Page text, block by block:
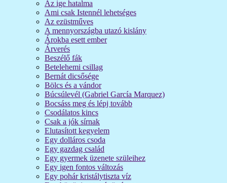
Az ige hatalma
Ami csak Istennél lehetséges
Az ezüstműves
A mennyországba utazó kislány
Árokba esett ember
Árverés
Beszélő fák
Betelehemi csillag
Bernát dicsősége
Bölcs és a vándor
Búcsúlevél (Gabriel García Marquez)
Bocsáss meg és lépj tovább
Csodálatos kincs
Csak a jók sírnak
Elutasított kegyelem
Egy dolláros csoda
Egy gazdag család
Egy gyermek üzenete szüleihez
Egy igen fontos változás
Egy pohár kristálytiszta víz